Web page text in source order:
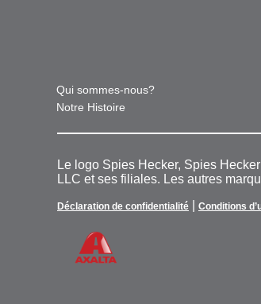
Qui sommes-nous?
Notre Histoire
Le logo Spies Hecker, Spies
LLC et ses filiales. Les autres
Déclaration de confidentialité Conditions